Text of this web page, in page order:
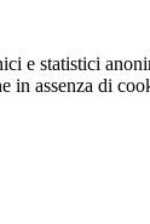
e statistici
in assenza di